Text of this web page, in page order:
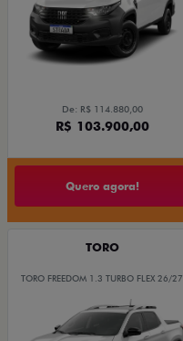
De: R$ 114.880,00
R$ 103.900,00
Quero agora!
TORO
TORO FREEDOM 1.3 TURBO FLEX 26/27